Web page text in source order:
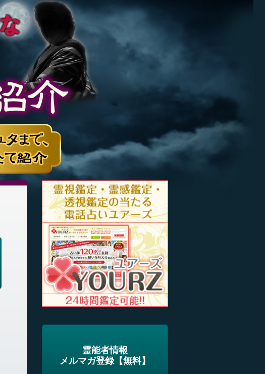
霊能者情報
メルマガ登録【無料】